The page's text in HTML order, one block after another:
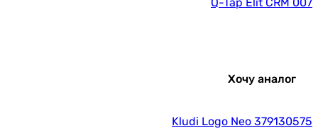
Хочу аналог
Kludi Logo Neo 379130575